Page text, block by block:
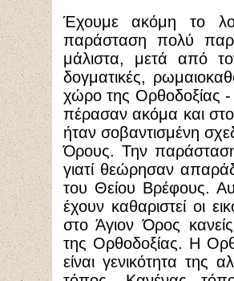
Έχουμε ακόμη το
παράσταση πολύ
μάλιστα, μετά από
δογματικές,
χώρο της Ορθοδοξίας
πέρασαν ακόμα και
ήταν σοβαντισμένη
Όρους. Την
γιατί θεώρησαν
του Θείου Βρέφους.
έχουν καθαριστεί οι
στο Άγιον Όρος
της Ορθοδοξίας. Η
είναι γενικότητα της